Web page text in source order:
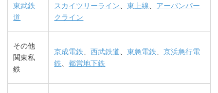
東武鉄
道
スカイツリーライン 、東上線
アーバンパー
クライン
その他
関東私
鉄
京成電鉄 、西武鉄道 、東急電鉄 、京浜急行電
鉄 、都営地下鉄